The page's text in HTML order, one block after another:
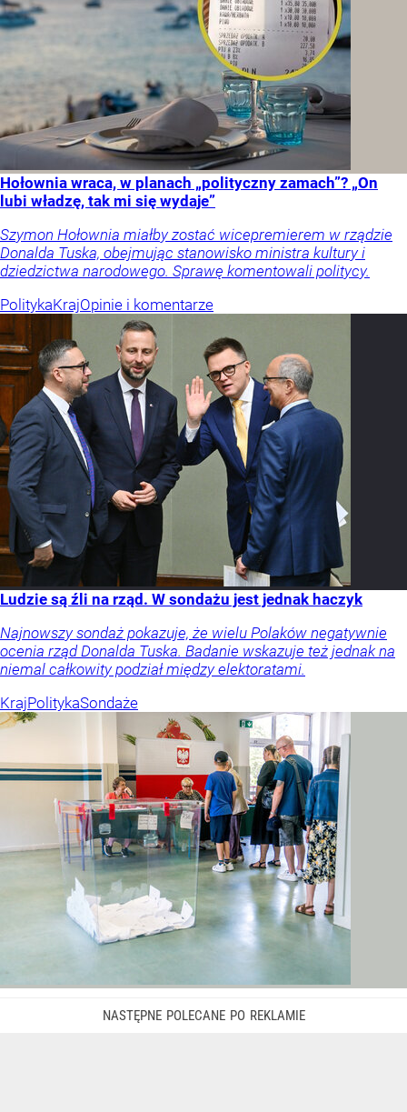
Hołownia wraca, w planach „polityczny zamach”? „On
lubi władzę, tak mi się wydaje”
Szymon Hołownia miałby zostać wicepremierem w rządzie
Donalda Tuska, obejmując stanowisko ministra kultury i
dziedzictwa narodowego. Sprawę komentowali politycy.
PolitykaKrajOpinie i komentarze
Ludzie są źli na rząd. W sondażu jest jednak haczyk
Najnowszy sondaż pokazuje, że wielu Polaków negatywnie
ocenia rząd Donalda Tuska. Badanie wskazuje też jednak na
niemal całkowity podział między elektoratami.
KrajPolitykaSondaże